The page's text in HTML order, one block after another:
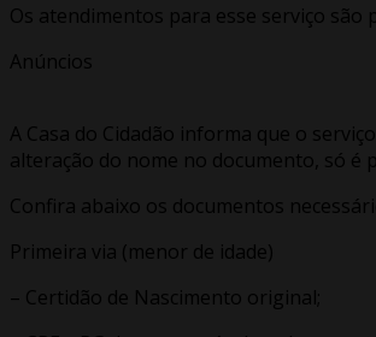
Os atendimentos para esse serviço são
Anúncios
A Casa do Cidadão informa que o
alteração do nome no documento, só é
Confira abaixo os documentos
Primeira via (menor de idade)
– Certidão de Nascimento original;